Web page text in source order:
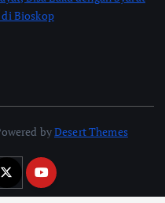
Bioskop
byDesert Themes